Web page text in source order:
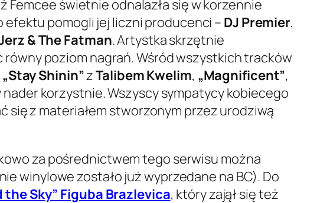
Femcee świetnie odnalazła się w korzennie
efektu pomogli jej liczni producenci – DJ Premier,
& The Fatman. Artystka skrzętnie
poziom nagrań. Wśród wszystkich tracków
„Stay Shinin”zTalibem Kwelim, „Magnificent”,
nader korzystnie. Wszyscy sympatycy kobiecego
z materiałem stworzonym przez urodziwą
za pośrednictwem tego serwisu można
winylowe zostało już wyprzedane na BC). Do
the Sky” Figuba Brazlevica, który zajął się też